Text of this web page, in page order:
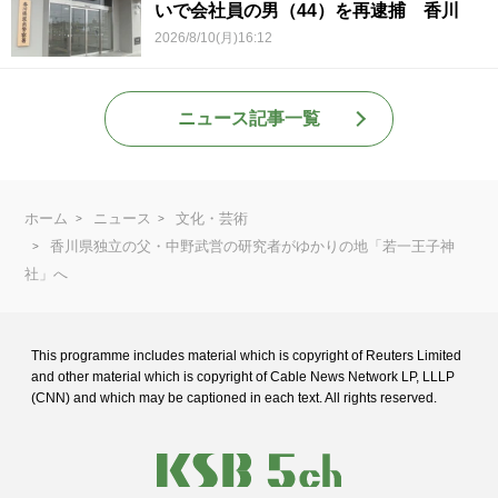
いで会社員の男（44）を再逮捕 香川
2026/8/10(月)16:12
ニュース記事一覧
ホーム ニュース
文化・芸術
香川県独立の父・中野武営の研究者がゆかりの地「若一王子神
社」へ
This programme includes material which is copyright of Reuters Limited
and other material which is copyright of Cable News Network LP, LLLP
(CNN) and which may be captioned in each text. All rights reserved.